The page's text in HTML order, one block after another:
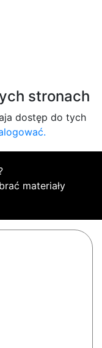
stronach
dostęp do tych
materiały